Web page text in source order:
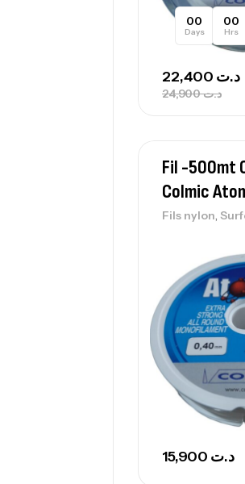
00
Days
00
Hrs
د.ت24,900
د.ت
Fil -500mt
Colmic
Fils nylon,
د.ت